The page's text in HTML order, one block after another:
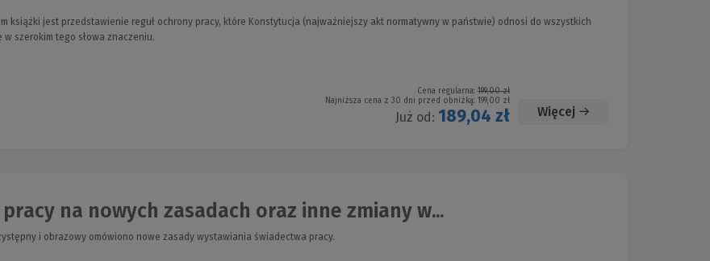
książki jest przedstawienie reguł ochrony pracy, które Konstytucja (najważniejszy akt normatywny w państwie) odnosi do wszystkich
szerokim tego słowa znaczeniu.
Cena regularna: 199,00 zł
Najniższa cena z 30 dni przed obniżką: 199,00 zł
Już od: 189,04 zł Więcej
na nowych zasadach oraz inne zmiany w...
i obrazowy omówiono nowe zasady wystawiania świadectwa pracy.